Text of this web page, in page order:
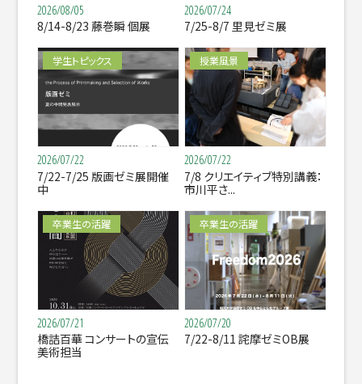
2026/08/05
8/14-8/23 藤巻瞬 個展
2026/07/24
7/25-8/7 里見ゼミ展
学生トピックス
2026/07/22
7/22-7/25 版画ゼミ展開催
中
授業風景
2026/07/22
7/8 クリエイティブ特別講義：
市川平さ...
卒業生の活躍
2026/07/21
橋詰百華 コンサートの宣伝
美術担当
卒業生の活躍
2026/07/20
7/22-8/11 詫摩ゼミOB展